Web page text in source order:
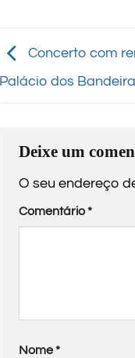
Concerto com
Palácio dos
Deixe um
O seu endereço
Comentário*
Nome*